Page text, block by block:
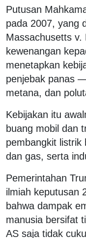
Putusan
pada 2007, yang
Massachusetts v.
kewenangan
menetapkan
penjebak panas
metana, dan
Kebijakan itu
buang mobil dan
pembangkit listrik
dan gas, serta
Pemerintahan
ilmiah keputusan
bahwa dampak
manusia bersifat
AS saja tidak